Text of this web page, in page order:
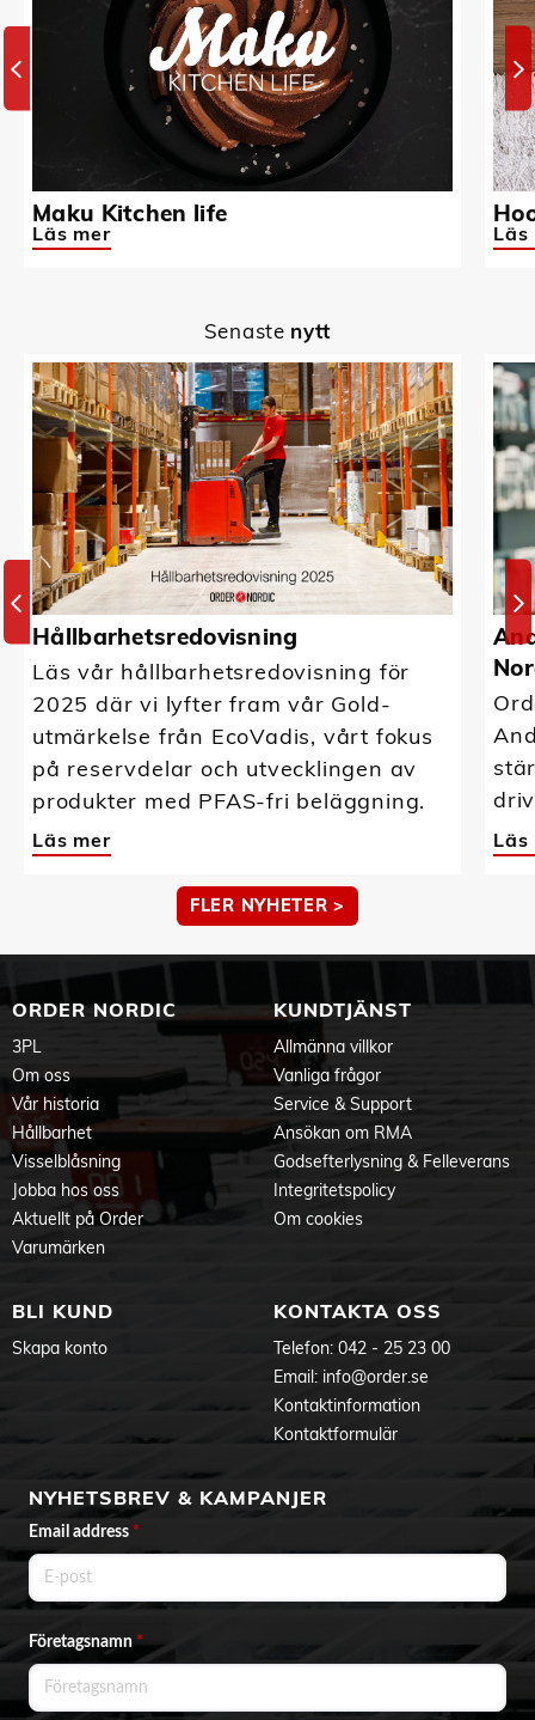
Maku Kitchen life
Läs mer Läs
Senaste nytt
Hållbarhetsredovisning
Läs vår hållbarhetsredovisning för
2025 där vi lyfter fram vår Gold-
utmärkelse från EcoVadis, vårt fokus
på reservdelar och utvecklingen av
produkter med PFAS-fri beläggning.
Läs mer Läs
FLER NYHETER >
ORDER NORDIC
3PL
Om oss
Vår historia
Hållbarhet
Visselblåsning
Jobba hos oss
Aktuellt på Order
Varumärken
KUNDTJÄNST
Allmänna villkor
Vanliga frågor
Service & Support
Ansökan om RMA
Godsefterlysning & Felleverans
Integritetspolicy
Om cookies
BLI KUND
Skapa konto
KONTAKTA OSS
Telefon: 042 - 25 23 00
Email: info@order.se
Kontaktinformation
Kontaktformulär
NYHETSBREV & KAMPANJER
Email address *
Företagsnamn*